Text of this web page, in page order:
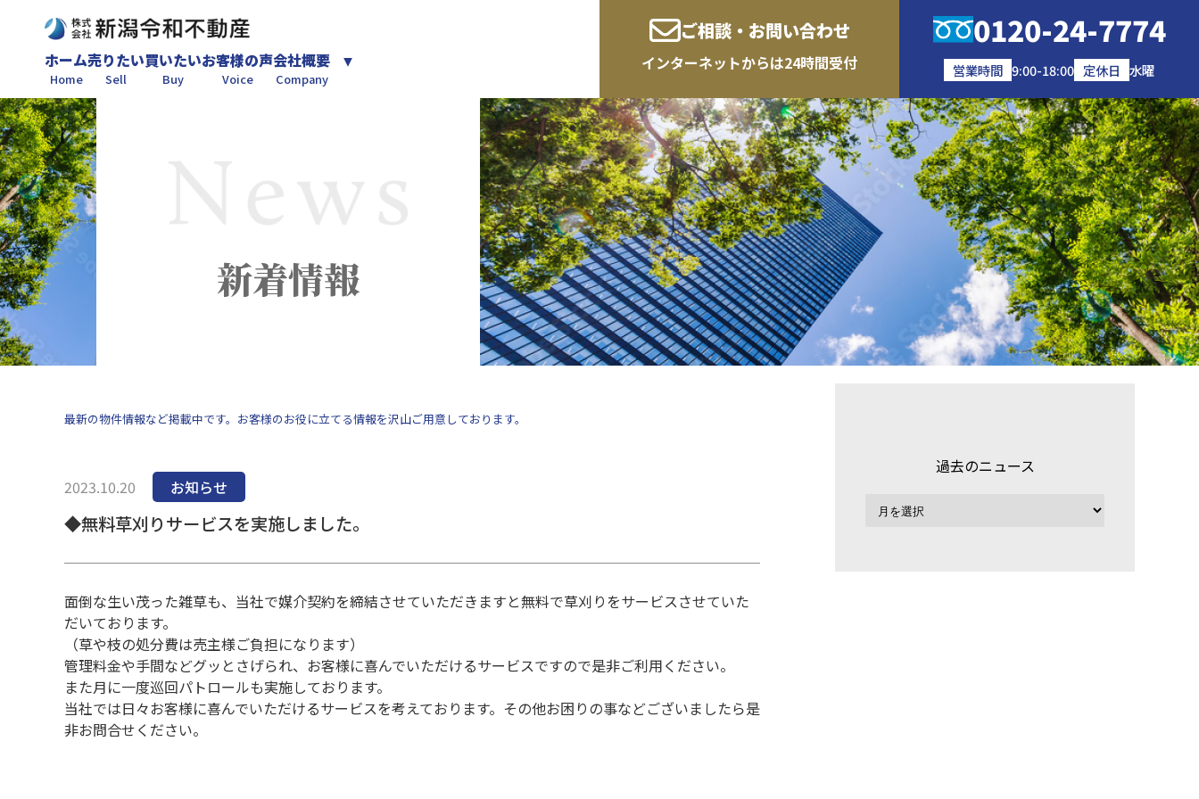
ホーム
Home
売りたい
Sell
買いたい
Buy
お客様の声
Voice
会社概要
Company
ご相談・お問い合わせ
インターネットからは24時間受付
0120-24-7774
営業時間 9:00-18:00 定休日 水曜
新着情報
最新の物件情報など掲載中です。お客様のお役に立てる情報を沢山ご用意しております。
2023.10.20 お知らせ
◆無料草刈りサービスを実施しました。
面倒な生い茂った雑草も、当社で媒介契約を締結させていただきますと無料で草刈りをサービスさせていた
だいております。
（草や枝の処分費は売主様ご負担になります）
管理料金や手間などグッとさげられ、お客様に喜んでいただけるサービスですので是非ご利用ください。
また月に一度巡回パトロールも実施しております。
当社では日々お客様に喜んでいただけるサービスを考えております。その他お困りの事などございましたら是
非お問合せください。
過去のニュース